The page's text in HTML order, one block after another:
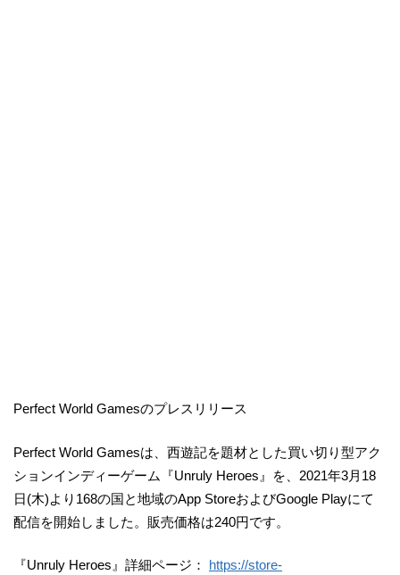
Perfect World Gamesのプレスリリース
Perfect World Gamesは、西遊記を題材とした買い切り型アク
ションインディーゲーム『Unruly Heroes』を、2021年3月18
日(木)より168の国と地域のApp StoreおよびGoogle Playにて
配信を開始しました。販売価格は240円です。
『Unruly Heroes』詳細ページ： https://store-